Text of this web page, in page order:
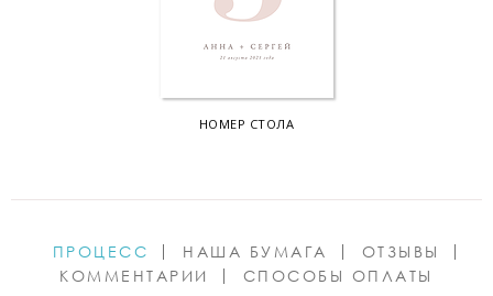
НОМЕР СТОЛА
ПРОЦЕСС НАША БУМАГА
ОТЗЫВЫ
КОММЕНТАРИИ
СПОСОБЫ ОПЛАТЫ